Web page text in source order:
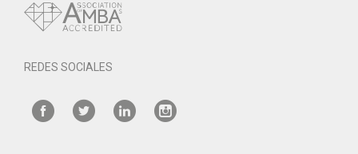
REDES SOCIALES